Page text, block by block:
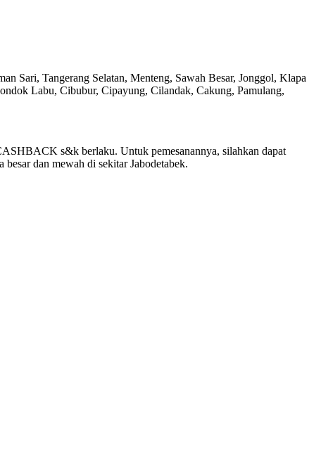
Sari, Tangerang Selatan, Menteng, Sawah Besar, Jonggol, Klapa
Labu, Cibubur, Cipayung, Cilandak, Cakung, Pamulang,
s&k berlaku. Untuk pemesanannya, silahkan dapat
dan mewah di sekitar Jabodetabek.